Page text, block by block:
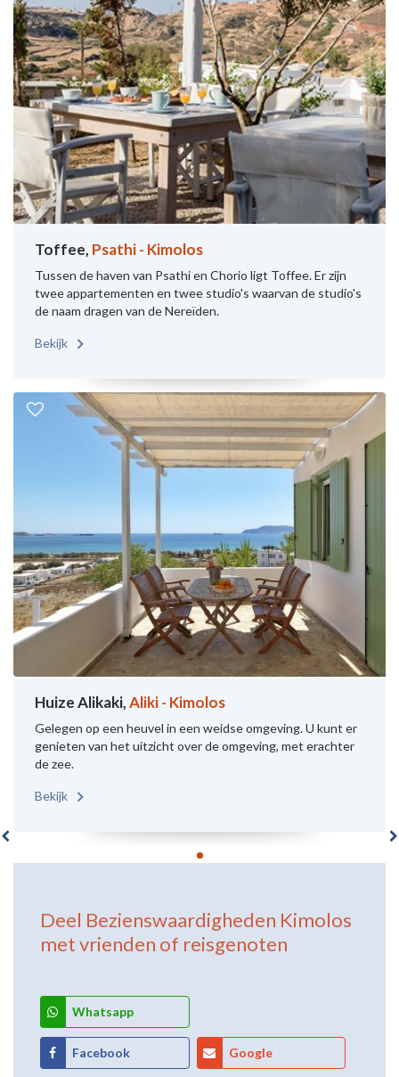
Toffee, Psathi - Kimolos
Tussen de haven van Psathi en Chorio ligt Toffee. Er zijn
twee appartementen en twee studio's waarvan de studio's
de naam dragen van de Nereïden.
Bekijk
Huize Alikaki,Aliki - Kimolos
Gelegen op een heuvel in een weidse omgeving. U kunt er
genieten van het uitzicht over de omgeving, met erachter
de zee.
Bekijk
Deel Bezienswaardigheden Kimolos
met vrienden of reisgenoten
Whatsapp
Facebook Google